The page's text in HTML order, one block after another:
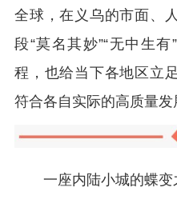
全球，在义乌的市面、
段“莫名其妙”“无中生
程，也给当下各地区立
符合各自实际的高质量发
一座内陆小城的蝶变